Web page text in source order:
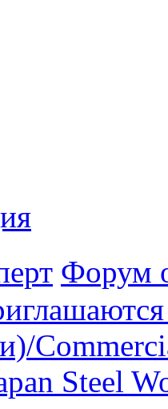
Форум
Steel